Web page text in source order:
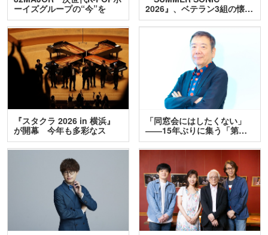
ーイズグループの“今”を
訊…
2026』、ベテラン3組の懐…
『スタクラ 2026 in 横浜』
が開幕 今年も多彩なス
テ…
「同窓会にはしたくない」
――15年ぶりに集う「第…